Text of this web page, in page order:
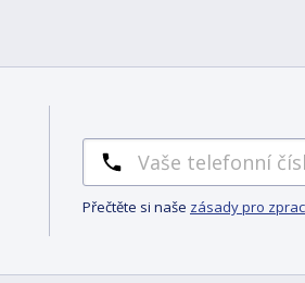
Přečtěte si naše zásady pro